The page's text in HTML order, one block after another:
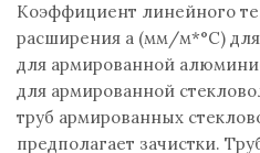
Коэффициент линейного
расширения a (мм/м*°С) для
для армированной
для армированной
труб армированных
предполагает зачистки.